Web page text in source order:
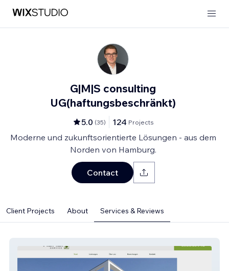
G|M|S consulting
UG(haftungsbeschränkt)
5.0 (35) 124 Projects
Moderne und zukunftsorientierte Lösungen - aus dem
Norden von Hamburg.
Contact
Client Projects About Services & Reviews